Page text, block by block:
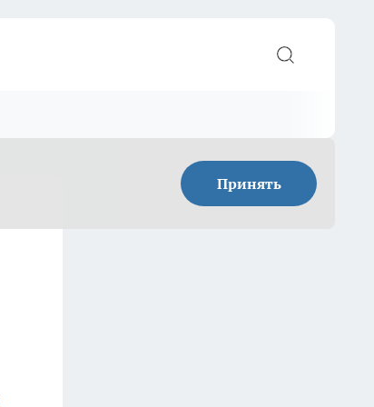
Принять